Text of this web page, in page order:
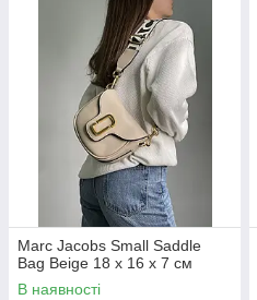
Marc Jacobs Small Saddle
Bag Beige 18 х 16 х 7 см
В наявності